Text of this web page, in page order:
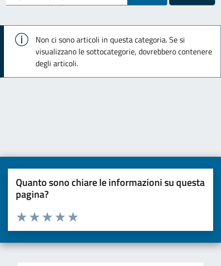
Info
Non ci sono articoli in questa categoria. Se si
visualizzano le sottocategorie, dovrebbero contenere
degli articoli.
Quanto sono chiare le informazioni su questa
pagina?
Valuta da 1 a 5 stelle la pagina
Valuta 5 stelle su 5
Valuta 4 stelle su 5
Valuta 3 stelle su 5
Valuta 2 stelle su 5
Valuta una stella su 5